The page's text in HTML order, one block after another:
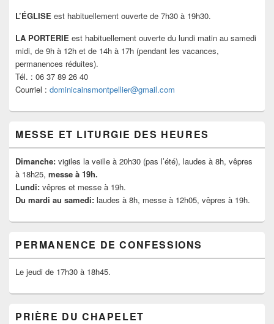
L’ÉGLISE est habituellement ouverte de 7h30 à 19h30.
LA PORTERIE est habituellement ouverte du lundi matin au samedi
midi, de 9h à 12h et de 14h à 17h (pendant les vacances,
permanences réduites).
Tél. : 06 37 89 26 40
Courriel : dominicainsmontpellier@gmail.com
MESSE ET LITURGIE DES HEURES
Dimanche: vigiles la veille à 20h30 (pas l’été), laudes à 8h, vêpres
à 18h25, messe à 19h.
Lundi: vêpres et messe à 19h.
Du mardi au samedi: laudes à 8h, messe à 12h05, vêpres à 19h.
PERMANENCE DE CONFESSIONS
Le jeudi de 17h30 à 18h45.
PRIÈRE DU CHAPELET